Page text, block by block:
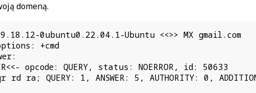
domeną.
0ubuntu0.22.04.1-Ubuntu <<>> MX gmail.com
+cmd
opcode: QUERY, status: NOERROR, id: 50633
ra; QUERY: 1, ANSWER: 5, AUTHORITY: 0,